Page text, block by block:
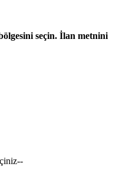
seçin. İlan metnini